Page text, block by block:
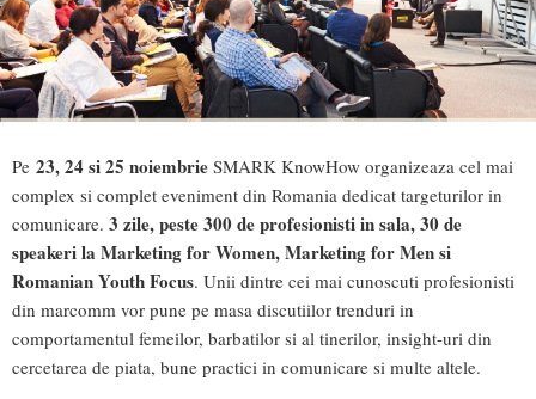
Pe 23, 24 si 25 noiembrie SMARK KnowHow organizeaza cel mai
complex si complet eveniment din Romania dedicat targeturilor in
comunicare. 3 zile, peste 300 de profesionisti in sala, 30 de
speakeri la Marketing for Women, Marketing for Men si
Romanian Youth Focus. Unii dintre cei mai cunoscuti profesionisti
din marcomm vor pune pe masa discutiilor trenduri in
comportamentul femeilor, barbatilor si al tinerilor, insight-uri din
cercetarea de piata, bune practici in comunicare si multe altele.